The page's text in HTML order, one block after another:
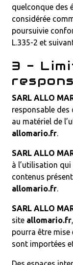
quelconque des
considérée
poursuivie
L.335-2 et
3 -
SARL ALLO
responsable
au matériel de
allomario.fr.
SARL ALLO
à l’utilisation
contenus
allomario.fr.
SARL ALLO
site allomario.fr
pourra être mise
sont importées